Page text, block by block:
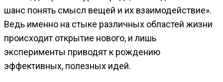
шанс понять смысл вещей и их взаимодействие».
Ведь именно на стыке различных областей жизни
происходит открытие нового, и лишь
эксперименты приводят к рождению
эффективных, полезных идей.